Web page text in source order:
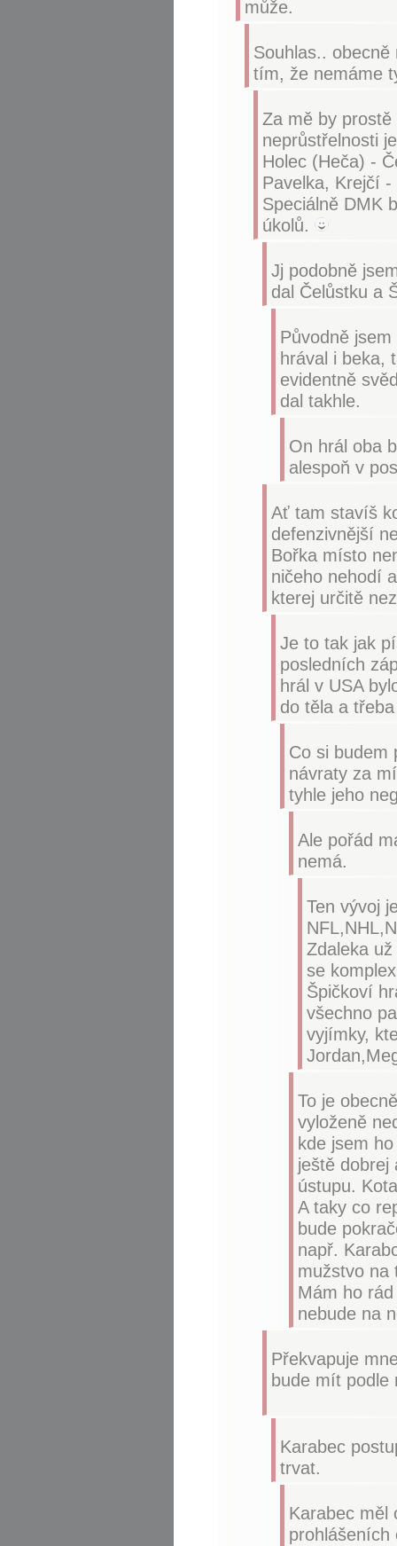
může.
Souhlas..
tím, že nemáme
Za mě by
neprůstřelnosti
Holec (Heča) -
Pavelka, Krejčí
Speciálně DMK
úkolů.
Jj podobně
dal Čelůstku a
Původně
hrával i beka,
evidentně
dal takhle.
On hrál oba
alespoň v
Ať tam stavíš
defenzivnější
Bořka místo
ničeho nehodí
kterej určitě
Je to tak jak
posledních
hrál v USA
do těla a
Co si budem
návraty za
tyhle jeho
Ale pořád
nemá.
Ten vývoj
Zdaleka
se
Špičkoví
všechno
vyjímky,
To je
vyloženě
kde jsem
ještě dobrej
ústupu.
A taky co
bude
např.
mužstvo na
Mám ho
nebude na
Překvapuje
bude mít podle
Karabec
trvat.
Karabec měl
prohlášeních